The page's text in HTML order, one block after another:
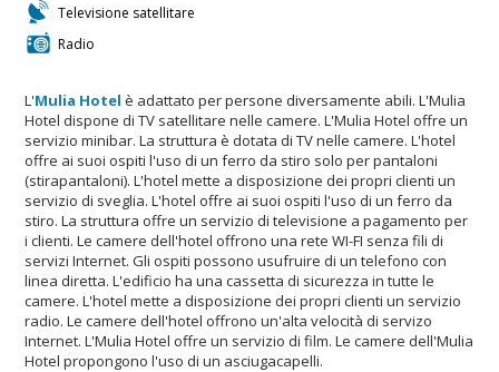
Televisione satellitare
Radio
L'Mulia Hotel è adattato per persone diversamente abili. L'Mulia
Hotel dispone di TV satellitare nelle camere. L'Mulia Hotel offre un
servizio minibar. La struttura è dotata di TV nelle camere. L'hotel
offre ai suoi ospiti l'uso di un ferro da stiro solo per pantaloni
(stirapantaloni). L'hotel mette a disposizione dei propri clienti un
servizio di sveglia. L'hotel offre ai suoi ospiti l'uso di un ferro da
stiro. La struttura offre un servizio di televisione a pagamento per
i clienti. Le camere dell'hotel offrono una rete WI-FI senza fili di
servizi Internet. Gli ospiti possono usufruire di un telefono con
linea diretta. L'edificio ha una cassetta di sicurezza in tutte le
camere. L'hotel mette a disposizione dei propri clienti un servizio
radio. Le camere dell'hotel offrono un'alta velocità di servizo
Internet. L'Mulia Hotel offre un servizio di film. Le camere dell'Mulia
Hotel propongono l'uso di un asciugacapelli.